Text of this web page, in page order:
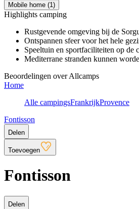
Mobile home (1)
Highlights camping
Rustgevende omgeving bij de
Ontspannen sfeer voor het hele
Speeltuin en sportfaciliteiten op de
Mediterrane stranden kunnen
Beoordelingen over Allcamps
Home
Alle campingsFrankrijkProvence
Fontisson
Delen
Toevoegen
Fontisson
Delen